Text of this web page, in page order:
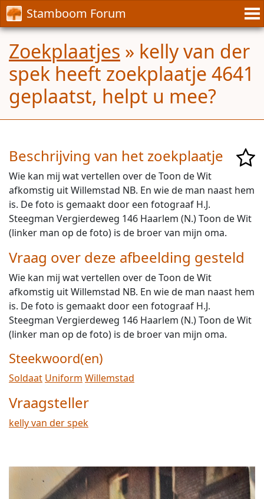
Stamboom Forum
Zoekplaatjes » kelly van der
spek heeft zoekplaatje 4641
geplaatst, helpt u mee?
Beschrijving van het zoekplaatje
Wie kan mij wat vertellen over de Toon de Wit
afkomstig uit Willemstad NB. En wie de man naast hem
is. De foto is gemaakt door een fotograaf H.J.
Steegman Vergierdeweg 146 Haarlem (N.) Toon de Wit
(linker man op de foto) is de broer van mijn oma.
Vraag over deze afbeelding gesteld
Wie kan mij wat vertellen over de Toon de Wit
afkomstig uit Willemstad NB. En wie de man naast hem
is. De foto is gemaakt door een fotograaf H.J.
Steegman Vergierdeweg 146 Haarlem (N.) Toon de Wit
(linker man op de foto) is de broer van mijn oma.
Steekwoord(en)
Soldaat Uniform Willemstad
Vraagsteller
kelly van der spek